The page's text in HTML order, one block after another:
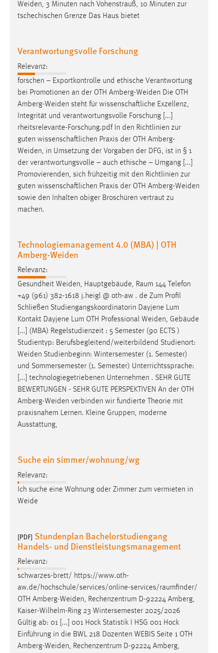
Weiden, 3 Minuten nach Vohenstrauß, 10 Minuten zur
tschechischen Grenze Das Haus bietet
Verantwortungsvolle Forschung
Relevanz:
forschen – Exportkontrolle und ethische Verantwortung
bei Promotionen an der OTH Amberg-Weiden Die OTH
Amberg-Weiden steht für wissenschaftliche Exzellenz,
Integrität und verantwortungsvolle Forschung [...]
rheitsrelevante-Forschung.pdf In den Richtlinien zur
guten wissenschaftlichen Praxis der OTH Amberg-
Weiden, in Umsetzung der Vorgaben der DFG, ist in § 1
der verantwortungsvolle – auch ethische – Umgang [...]
Promovierenden, sich frühzeitig mit den Richtlinien zur
guten wissenschaftlichen Praxis der OTH Amberg-Weiden
sowie den Inhalten obiger Broschüren vertraut zu
machen.
Technologiemanagement 4.0 (MBA) | OTH
Amberg-Weiden
Relevanz:
Gesundheit Weiden, Hauptgebäude, Raum 144 Telefon
+49 (961) 382-1618 j.heigl @ oth-aw . de Zum Profil
Schließen Studiengangskoordinatorin Dayjene Lum
Kontakt Dayjene Lum OTH Professional Weiden, Gebäude
[...] (MBA) Regelstudienzeit : 5 Semester (90 ECTS )
Studientyp: Berufsbegleitend/weiterbildend Studienort:
Weiden Studienbeginn: Wintersemester (1. Semester)
und Sommersemester (1. Semester) Unterrichtssprache:
[...] technologiegetriebenen Unternehmen . SEHR GUTE
BEWERTUNGEN - SEHR GUTE PERSPEKTIVEN An der OTH
Amberg-Weiden verbinden wir fundierte Theorie mit
praxisnahem Lernen. Kleine Gruppen, moderne
Ausstattung,
Suche ein simmer/wohnung/wg
Relevanz:
Ich suche eine Wohnung oder Zimmer zum vermieten in
Weide
[PDF] Stundenplan Bachelorstudiengang
Handels- und Dienstleistungsmanagement
Relevanz:
schwarzes-brett/ https://www.oth-
aw.de/hochschule/services/online-services/raumfinder/
OTH Amberg-Weiden, Rechenzentrum D-92224 Amberg,
Kaiser-Wilhelm-Ring 23 Wintersemester 2025/2026
Gültig ab: 01 [...] 001 Hock Statistik I HSG 001 Hock
Einführung in die BWL 218 Dozenten WEBIS Seite 1 OTH
Amberg-Weiden, Rechenzentrum D-92224 Amberg,